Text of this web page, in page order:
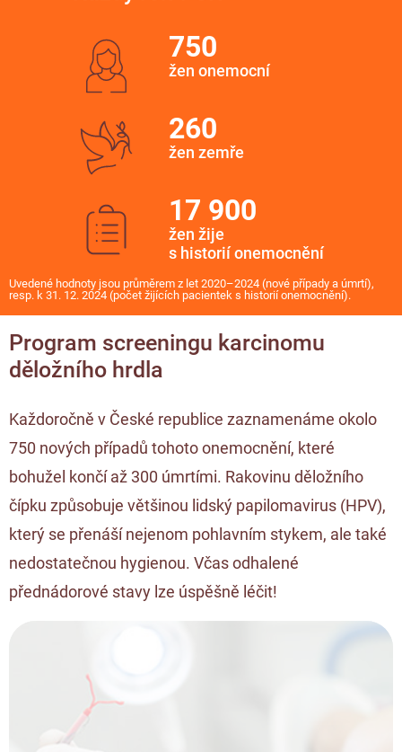
750
žen onemocní
260
žen zemře
17 900
žen žije
s historií onemocnění
Uvedené hodnoty jsou průměrem z let 2020–2024 (nové případy a úmrtí),
resp. k 31. 12. 2024 (počet žijících pacientek s historií onemocnění).
Program screeningu karcinomu
děložního hrdla
Každoročně v České republice zaznamenáme okolo
750 nových případů tohoto onemocnění, které
bohužel končí až 300 úmrtími. Rakovinu děložního
čípku způsobuje většinou lidský papilomavirus (HPV),
který se přenáší nejenom pohlavním stykem, ale také
nedostatečnou hygienou. Včas odhalené
přednádorové stavy lze úspěšně léčit!